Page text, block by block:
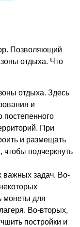
Позволяющий
зоны отдыха. Что
отдыха. Здесь
и
постепенного
При
и размещать
чтобы подчеркнуть
важных задач. Во-
монеты для
Во-вторых,
постройки и